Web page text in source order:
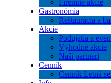
Firemné akcie
Gastronómia
Reštaurácia a
Akcie
Podujatia a
Výhodné akcie
Naši partneri
Cenník
Cenník Letná